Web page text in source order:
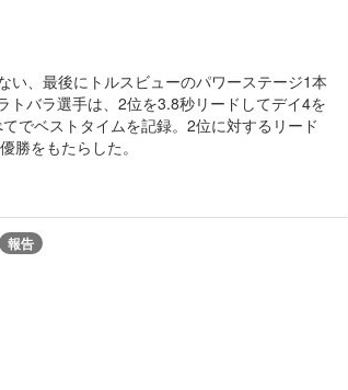
い、最後にトルスビューのパワーステージ1本
バラ選手は、2位を3.8秒リードしてデイ4を
でベストタイムを記録。2位に対するリード
勝をもたらした。
報告